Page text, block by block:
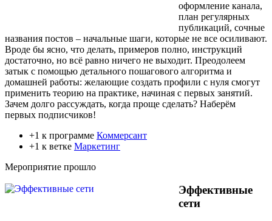
оформление канала,
план регулярных
публикаций, сочные
названия постов – начальные шаги, которые не все осиливают.
Вроде бы ясно, что делать, примеров полно, инструкций
достаточно, но всё равно ничего не выходит. Преодолеем
затык с помощью детального пошагового алгоритма и
домашней работы: желающие создать профили с нуля смогут
применить теорию на практике, начиная с первых занятий.
Зачем долго рассуждать, когда проще сделать? Наберём
первых подписчиков!
+1 к программе Коммерсант
+1 к ветке Маркетинг
Мероприятие прошло
Эффективные
сети